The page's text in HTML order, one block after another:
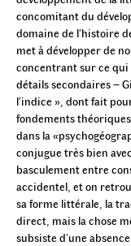
concomitant du
domaine de l’histoire
met à développer de
concentrant sur ce qui
détails secondaires –
l’indice », dont fait
fondements
dans la
conjugue très bien
basculement entre
accidentel, et on
sa forme littérale, la
direct, mais la chose
subsiste d’une